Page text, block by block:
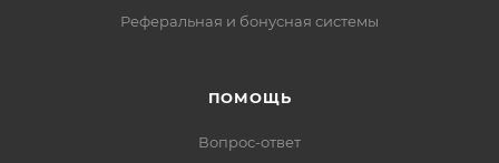
Реферальная и бонусная системы
ПОМОЩЬ
Вопрос-ответ